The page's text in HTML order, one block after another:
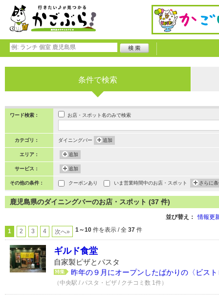
条件で検索
ワード検索： お店・スポット名のみで検索
カテゴリ： ダイニングバー 追加
エリア： 追加
サービス： 追加
その他の条件： クーポンあり いま営業時間中のお店・スポット さらに
鹿児島県のダイニングバーのお店・スポット (37 件)
並び替え： 情報更
1 2 3 4 次へ» 1～10 件を表示 / 全 37 件
ギルド食堂
自家製ピザとパスタ
昨年の９月にオープンしたばかりの〈ビス
（中央駅 / パスタ・ピザ / クチコミ数 1件）